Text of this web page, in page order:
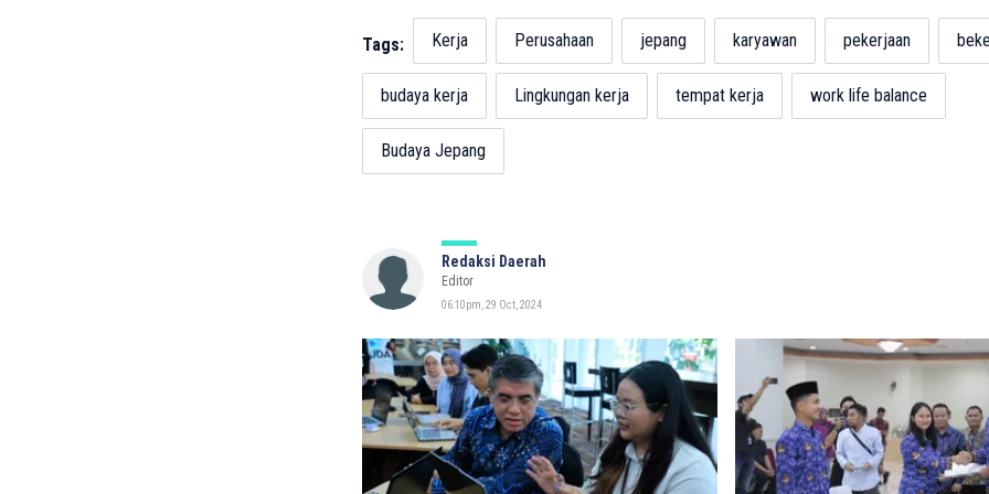
Tags: Kerja Perusahaan jepang karyawan pekerjaan
budaya kerja Lingkungan kerja tempat kerja work life balance
Budaya Jepang
Redaksi Daerah
Editor
06:10pm, 29 Oct, 2024